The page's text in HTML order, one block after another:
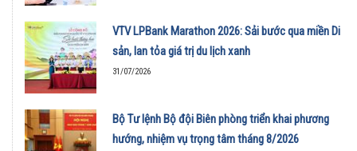
VTV LPBank Marathon 2026: Sải bước qua miền Di
sản, lan tỏa giá trị du lịch xanh
31/07/2026
Bộ Tư lệnh Bộ đội Biên phòng triển khai phương
hướng, nhiệm vụ trọng tâm tháng 8/2026